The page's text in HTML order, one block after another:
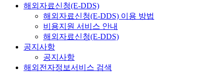
해외자료신청(E-DDS)
해외자료신청(E-DDS) 이용 방법
비용지원 서비스 안내
해외자료신청(E-DDS)
공지사항
공지사항
해외전자정보서비스 검색